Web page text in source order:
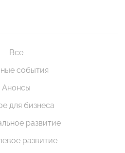
Все
события
Анонсы
для бизнеса
развитие
развитие